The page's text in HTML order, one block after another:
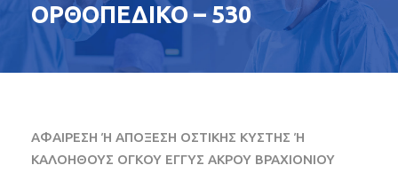
ΟΡΘΟΠΕΔΙΚΟ – 530
ΑΦΑΙΡΕΣΗ Ή ΑΠΟΞΕΣΗ ΟΣΤΙΚΗΣ ΚΥΣΤΗΣ Ή
ΚΑΛΟΗΘΟΥΣ ΟΓΚΟΥ ΕΓΓΥΣ ΑΚΡΟΥ ΒΡΑΧΙΟΝΙΟΥ